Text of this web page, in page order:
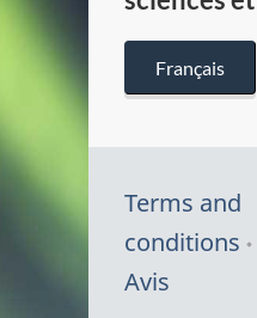
Français
Terms and
conditions
Avis